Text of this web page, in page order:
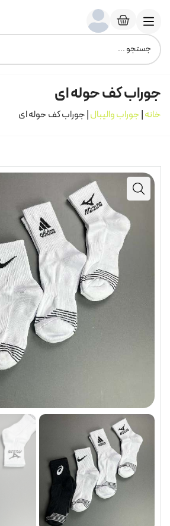
جوراب کف حوله ای
خانه|جوراب والیبال|جوراب کف حوله ای